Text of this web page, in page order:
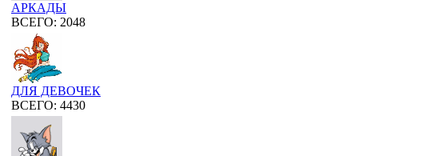
АРКАДЫ
ВСЕГО: 2048
ДЛЯ ДЕВОЧЕК
ВСЕГО: 4430